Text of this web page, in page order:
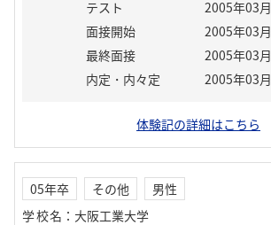
テスト
2005年03月
面接開始
2005年03月
最終面接
2005年03月
内定・内々定
2005年03月
体験記の詳細はこちら
05年卒 その他
男性
学校名 ： 大阪工業大学